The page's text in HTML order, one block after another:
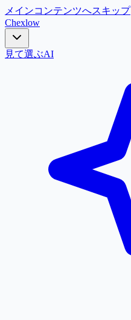
メインコンテンツへスキップ
Chexlow
見て選ぶAI